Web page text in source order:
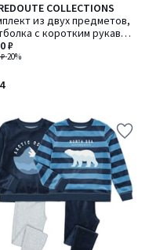
COLLECTIONS
из двух предметов,
с коротким рукавом
бермуды, из флиса
-20%
₽
4